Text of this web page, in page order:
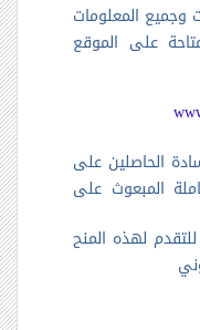
وجميع المعلومات
على الموقع
الحاصلين على
المبعوث على
لهذه المنح